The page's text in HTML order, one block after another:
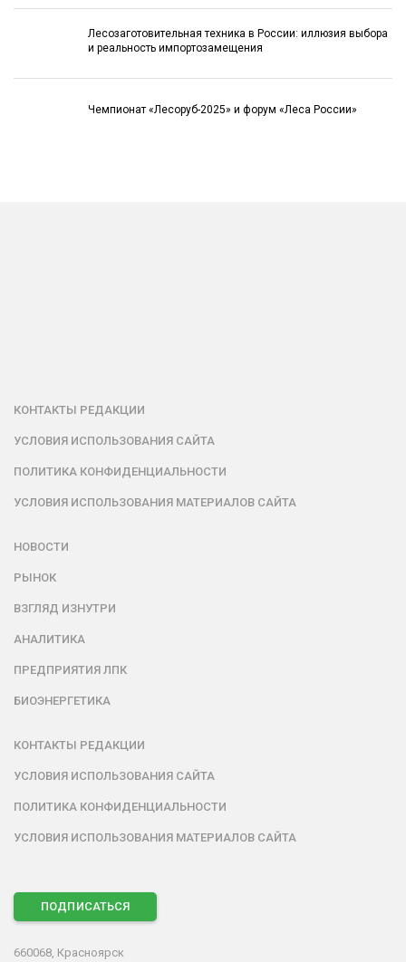
Лесозаготовительная техника в России: иллюзия выбора
и реальность импортозамещения
Чемпионат «Лесоруб-2025» и форум «Леса России»
КОНТАКТЫ РЕДАКЦИИ
УСЛОВИЯ ИСПОЛЬЗОВАНИЯ САЙТА
ПОЛИТИКА КОНФИДЕНЦИАЛЬНОСТИ
УСЛОВИЯ ИСПОЛЬЗОВАНИЯ МАТЕРИАЛОВ САЙТА
НОВОСТИ
РЫНОК
ВЗГЛЯД ИЗНУТРИ
АНАЛИТИКА
ПРЕДПРИЯТИЯ ЛПК
БИОЭНЕРГЕТИКА
КОНТАКТЫ РЕДАКЦИИ
УСЛОВИЯ ИСПОЛЬЗОВАНИЯ САЙТА
ПОЛИТИКА КОНФИДЕНЦИАЛЬНОСТИ
УСЛОВИЯ ИСПОЛЬЗОВАНИЯ МАТЕРИАЛОВ САЙТА
ПОДПИСАТЬСЯ
660068, Красноярск